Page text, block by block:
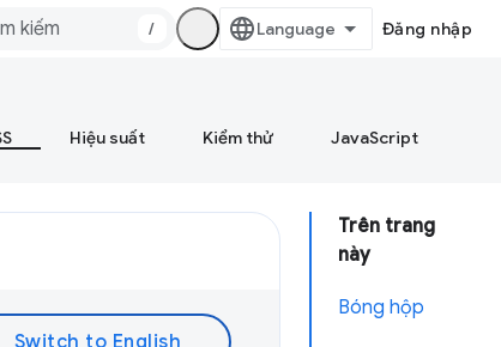
/ Đăng nhập
Hiệu suất Kiểm thử JavaScript
Trên trang
này
Bóng hộp